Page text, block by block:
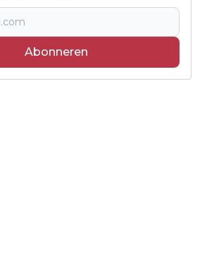
Abonneren